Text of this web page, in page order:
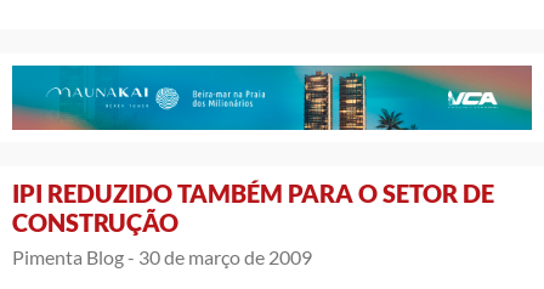
IPI REDUZIDO TAMBÉM PARA O SETOR DE
CONSTRUÇÃO
Pimenta Blog - 30 de março de 2009